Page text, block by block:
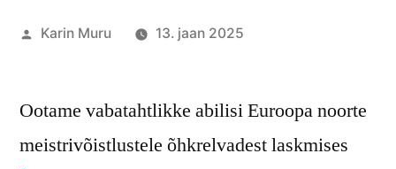
Posted
Karin Muru 13. jaan 2025
Ootame vabatahtlikke abilisi Euroopa noorte
meistrivõistlustele õhkrelvadest laskmises